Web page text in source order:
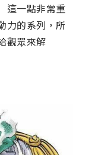
這一點非常重
力的系列，所
觀眾來解